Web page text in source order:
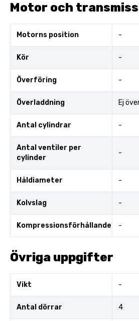
Motor och
Motorns position -
Kör -
Överföring -
Överladdning Ej
Antal cylindrar -
Antal ventiler per
cylinder
-
Håldiameter -
Kolvslag -
Kompressionsförhållande -
Övriga uppgifter
Vikt -
Antal dörrar 4